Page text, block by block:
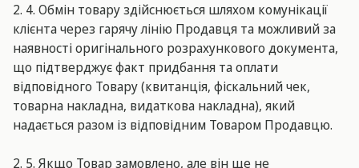
2. 4. Обмін товару здійснюється шляхом комунікації
клієнта через гарячу лінію Продавця та можливий за
наявності оригінального розрахункового документа,
що підтверджує факт придбання та оплати
відповідного Товару (квитанція, фіскальний чек,
товарна накладна, видаткова накладна), який
надається разом із відповідним Товаром Продавцю.
2. 5. Якщо Товар замовлено, але він ще не